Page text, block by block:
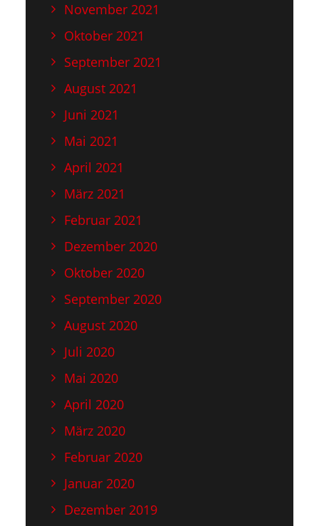
November 2021
Oktober 2021
September 2021
August 2021
Juni 2021
Mai 2021
April 2021
März 2021
Februar 2021
Dezember 2020
Oktober 2020
September 2020
August 2020
Juli 2020
Mai 2020
April 2020
März 2020
Februar 2020
Januar 2020
Dezember 2019